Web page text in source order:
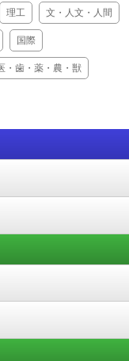
理工 文・人文・人間
国際
・歯・薬・農・獣